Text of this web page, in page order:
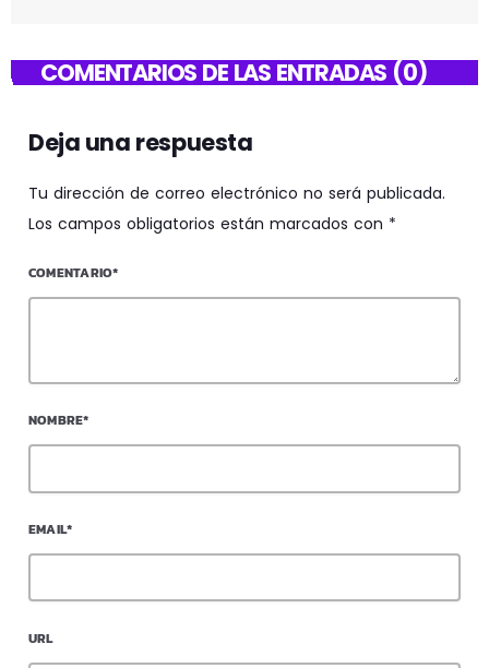
COMENTARIOS DE LAS ENTRADAS (0)
Deja una respuesta
Tu dirección de correo electrónico no será publicada.
Los campos obligatorios están marcados con *
COMENTARIO*
NOMBRE*
EMAIL*
URL